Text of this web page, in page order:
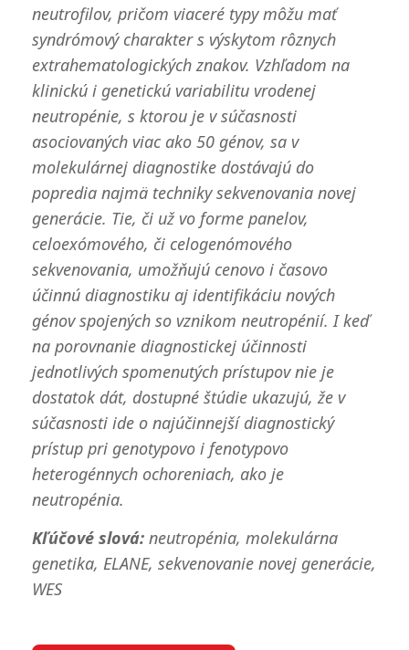
neutrofilov, pričom viaceré typy môžu mať
syndrómový charakter s výskytom rôznych
extrahematologických znakov. Vzhľadom na
klinickú i genetickú variabilitu vrodenej
neutropénie, s ktorou je v súčasnosti
asociovaných viac ako 50 génov, sa v
molekulárnej diagnostike dostávajú do
popredia najmä techniky sekvenovania novej
generácie. Tie, či už vo forme panelov,
celoexómového, či celogenómového
sekvenovania, umožňujú cenovo i časovo
účinnú diagnostiku aj identifikáciu nových
génov spojených so vznikom neutropénií. I keď
na porovnanie diagnostickej účinnosti
jednotlivých spomenutých prístupov nie je
dostatok dát, dostupné štúdie ukazujú, že v
súčasnosti ide o najúčinnejší diagnostický
prístup pri genotypovo i fenotypovo
heterogénnych ochoreniach, ako je
neutropénia.
Kľúčové slová: neutropénia, molekulárna
genetika, ELANE, sekvenovanie novej generácie,
WES